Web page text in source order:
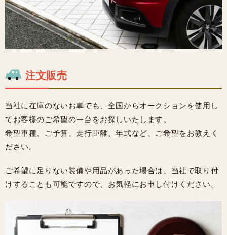
注文販売
当社に在庫のないお車でも、全国からオークションを使用し
てお客様のご希望の一台をお探しいたします。
希望車種、ご予算、走行距離、年式など、ご希望をお教えく
ださい。
ご希望に足りない装備や用品があった場合は、当社で取り付
けすることも可能ですので、お気軽にお申し付けください。